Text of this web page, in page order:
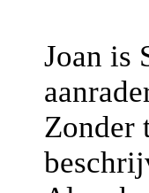
Joan is
Zonder